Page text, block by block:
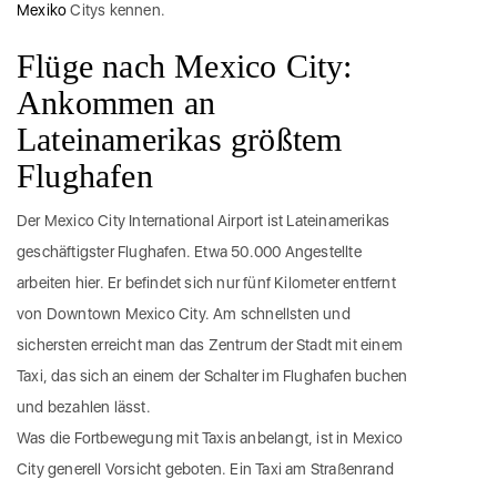
MexikoCitys kennen.
Flüge nach Mexico City:
Ankommen an
Lateinamerikas größtem
Flughafen
Der Mexico City International Airport ist Lateinamerikas
geschäftigster Flughafen. Etwa 50.000 Angestellte
arbeiten hier. Er befindet sich nur fünf Kilometer entfernt
von Downtown Mexico City. Am schnellsten und
sichersten erreicht man das Zentrum der Stadt mit einem
Taxi, das sich an einem der Schalter im Flughafen buchen
und bezahlen lässt.
Was die Fortbewegung mit Taxis anbelangt, ist in Mexico
City generell Vorsicht geboten. Ein Taxi am Straßenrand